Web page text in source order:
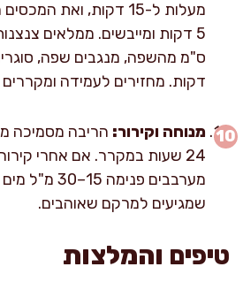
מעלות ל-15 דקות, ואת
דקות. מחזירים לעמידה ומקררים
מנוחה וקירור:
24 שעות במקרר. אם אחרי
מערבבים
שמגיעים למרקם שאוהבים.
טיפים והמלצות